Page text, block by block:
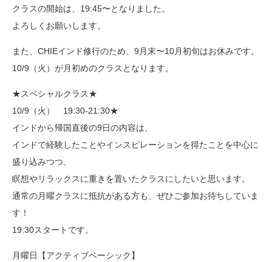
クラスの開始は、19:45〜となりました。
よろしくお願いします。
また、CHIEインド修行のため、9月末〜10月初旬はお休みです。
10/9（火）が月初めのクラスとなります。
★スペシャルクラス★
10/9（火） 19:30-21:30★
インドから帰国直後の9日の内容は、
インドで経験したことやインスピレーションを得たことを中心に
盛り込みつつ、
瞑想やリラックスに重きを置いたクラスにしたいと思います。
通常の月曜クラスに抵抗がある方も、ぜひご参加お待ちしていま
す！
19:30スタートです。
月曜日【アクティブベーシック】